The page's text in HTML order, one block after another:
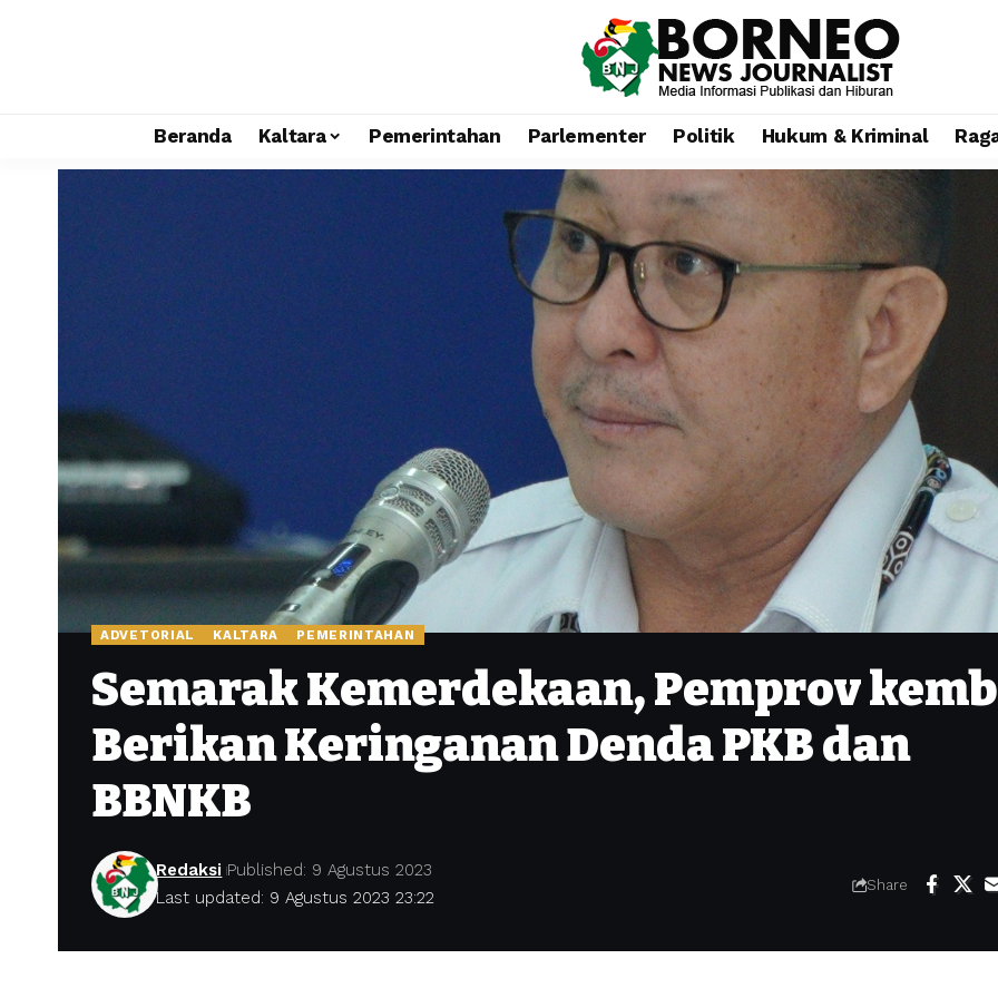
Beranda Kaltara Pemerintahan Parlementer Politik Hukum & Kriminal
ADVETORIAL KALTARA PEMERINTAHAN
Semarak Kemerdekaan, Pemprov
Berikan Keringanan Denda PKB dan
BBNKB
Last updated: 9 Agustus 2023 23:22
Redaksi Published: 9 Agustus 2023
Share